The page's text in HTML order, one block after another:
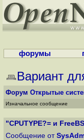
форумы
Вариант
Форум Открытые
Изначальное сообщение
"CPUTYPE?= и
Сообщение от